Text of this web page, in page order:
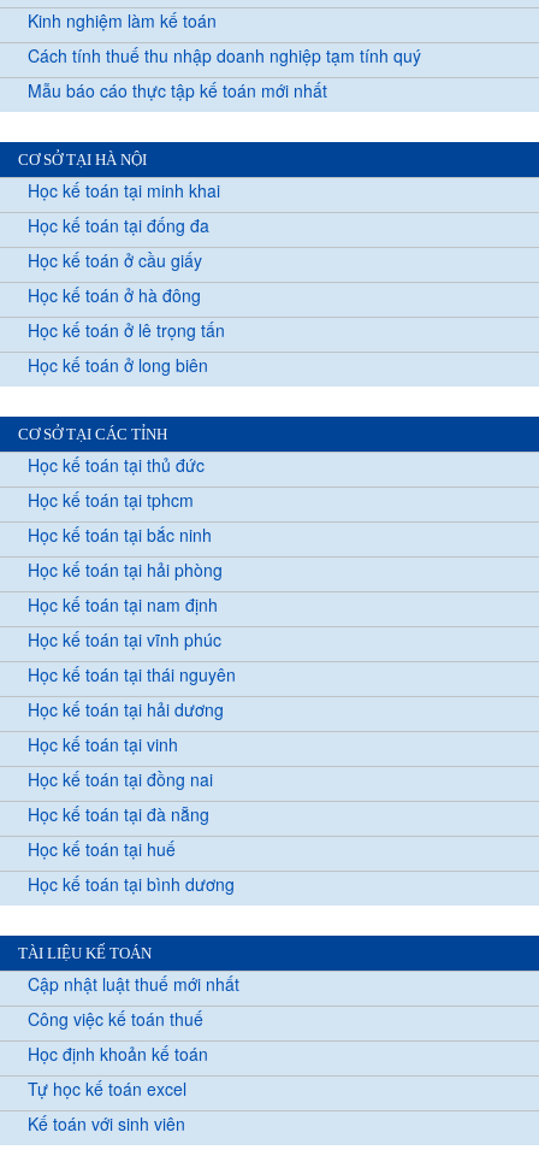
Kinh nghiệm làm kế toán
Cách tính thuế thu nhập doanh nghiệp tạm tính quý
Mẫu báo cáo thực tập kế toán mới nhất
CƠ SỞ TẠI HÀ NỘI
Học kế toán tại minh khai
Học kế toán tại đống đa
Học kế toán ở cầu giấy
Học kế toán ở hà đông
Học kế toán ở lê trọng tấn
Học kế toán ở long biên
CƠ SỞ TẠI CÁC TỈNH
Học kế toán tại thủ đức
Học kế toán tại tphcm
Học kế toán tại bắc ninh
Học kế toán tại hải phòng
Học kế toán tại nam định
Học kế toán tại vĩnh phúc
Học kế toán tại thái nguyên
Học kế toán tại hải dương
Học kế toán tại vinh
Học kế toán tại đồng nai
Học kế toán tại đà nẵng
Học kế toán tại huế
Học kế toán tại bình dương
TÀI LIỆU KẾ TOÁN
Cập nhật luật thuế mới nhất
Công việc kế toán thuế
Học định khoản kế toán
Tự học kế toán excel
Kế toán với sinh viên